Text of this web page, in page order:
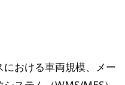
おける車両規模、メー